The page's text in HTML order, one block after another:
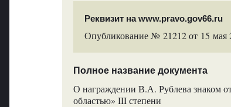
Реквизит на www.pravo.gov66.ru
Опубликование № 21212 от 15 мая
Полное название документа
О награждении В.А. Рублева знаком
областью» III степени